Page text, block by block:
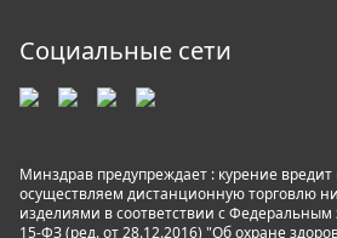
Социальные сети
Минздрав предупреждает : курение
осуществляем дистанционную торговлю
изделиями в соответствии с Федеральным
15-ФЗ (ред. от 28.12.2016) "Об охране